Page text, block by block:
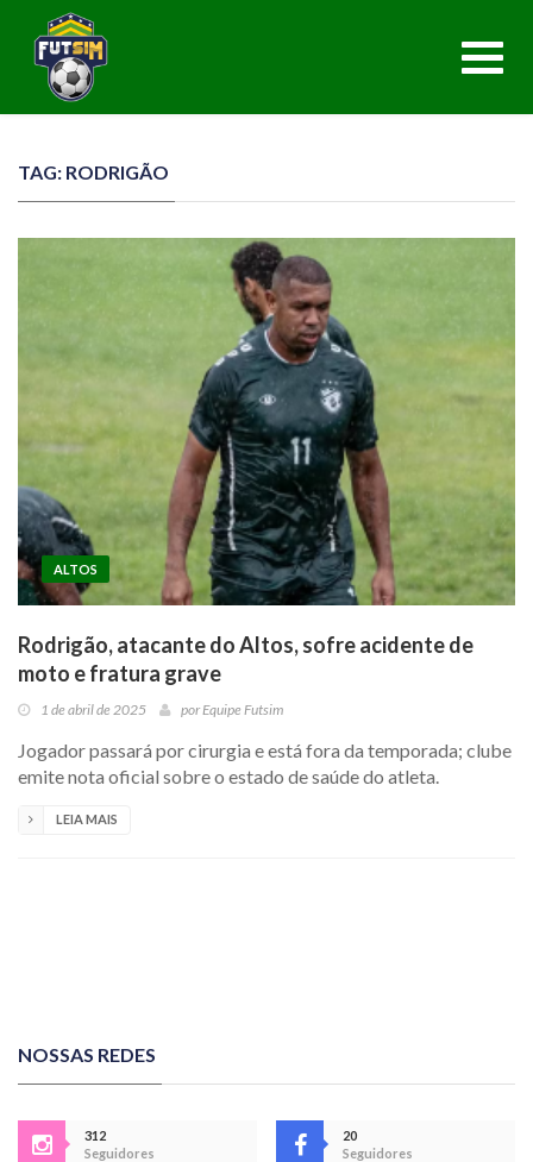
TAG: RODRIGÃO
ALTOS
Rodrigão, atacante do Altos, sofre acidente de
moto e fratura grave
1 de abril de 2025 por Equipe Futsim
Jogador passará por cirurgia e está fora da temporada; clube
emite nota oficial sobre o estado de saúde do atleta.
LEIA MAIS
NOSSAS REDES
312
Seguidores
20
Seguidores